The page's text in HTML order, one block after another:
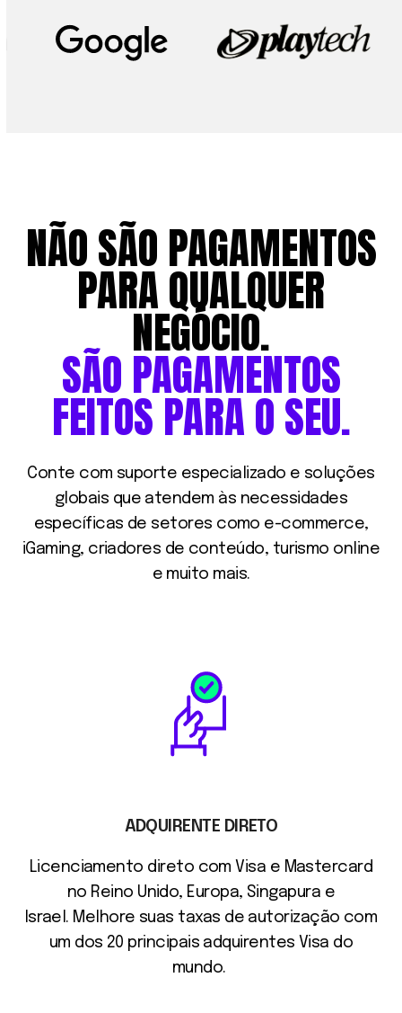
NÃOSÃO PAGAMENTOS
PARAQUALQUER
NEGÓCIO.
SÃO PAGAMENTOS
FEITOS PARAOSEU.
Conte com suporte especializado e soluções
globais que atendem às necessidades
específicas de setores como e-commerce,
iGaming, criadores de conteúdo, turismo online
e muito mais.
ADQUIRENTE DIRETO
Licenciamento direto com Visa e Mastercard
no Reino Unido, Europa, Singapura e
Israel. Melhore suas taxas de autorização com
um dos 20 principais adquirentes Visa do
mundo.